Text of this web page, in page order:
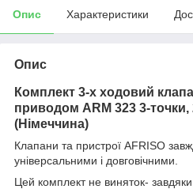
Опис Характеристики
Опис
Комплект 3-х ходовий
приводом ARM 323 3-
(Німеччина)
Клапани та пристрої AFRISO
універсальними і довговічними.
Цей комплект не виняток-